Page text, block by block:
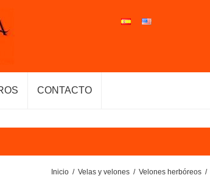
CONTACTO
Inicio / Velas y velones / Velones herbóreos /